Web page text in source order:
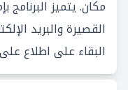
مكان. يتميز البرنامج
القصيرة والبريد
البقاء على اطلاع